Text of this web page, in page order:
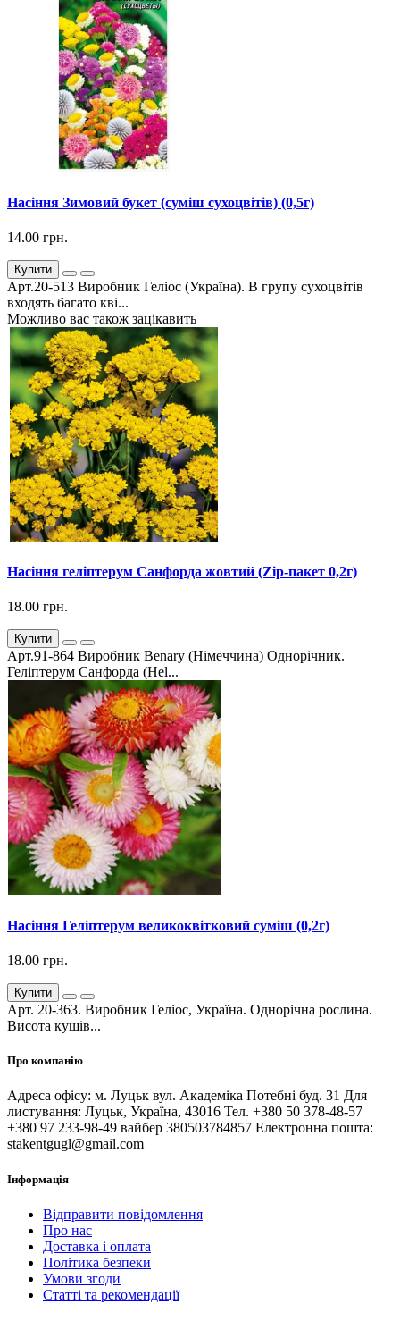
Насіння Зимовий букет (суміш сухоцвітів) (0,5г)
14.00 грн.
Купити
Арт.20-513 Виробник Геліос (Україна). В групу сухоцвітів
входять багато кві...
Можливо вас також зацікавить
Насіння геліптерум Санфорда жовтий (Zip-пакет 0,2г)
18.00 грн.
Купити
Арт.91-864 Виробник Benary (Німеччина) Однорічник.
Геліптерум Санфорда (Hel...
Насіння Геліптерум великоквітковий суміш (0,2г)
18.00 грн.
Купити
Арт. 20-363. Виробник Геліос, Україна. Однорічна рослина.
Висота кущів...
Про компанію
Адреса офісу: м. Луцьк вул. Академіка Потебні буд. 31 Для
листування: Луцьк, Україна, 43016 Тел. +380 50 378-48-57
+380 97 233-98-49 вайбер 380503784857 Електронна пошта:
stakentgugl@gmail.com
Інформація
Відправити повідомлення
Про нас
Доставка і оплата
Політика безпеки
Умови згоди
Статті та рекомендації